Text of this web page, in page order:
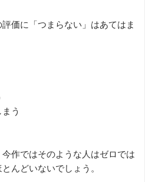
価に「つまらない」はあてはま
う
作ではそのような人はゼロでは
んどいないでしょう。